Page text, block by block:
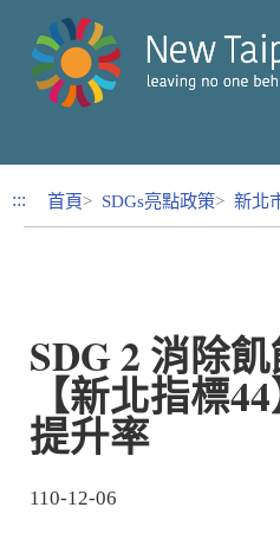
跳到內容區塊
::: 首頁 SDGs亮點政策 新北
SDG 2 消除
【新北指標
提升率
110-12-06